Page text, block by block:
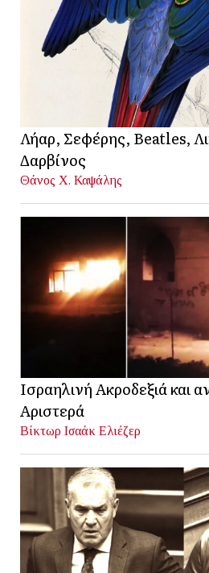
Λήαρ, Σεφέρης, Beatles,
Δαρβίνος
Θάνος Χ. Καψάλης
Ισραηλινή Ακροδεξιά και
Αριστερά
Βίκτωρ Ισαάκ Ελιέζερ